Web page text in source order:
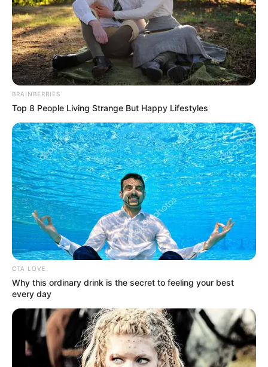
Πότε ανοίγουν οι εγγραφές για τα
Πανεπιστήμια 2026 – Ημερομηνίες για
πρωτοετείς
Ακολουθήστε το evianews.com στοGoogle
News
ΤΑ ΠΙΟ ΔΗΜΟΦΙΛΗ
BRAINBERRIES
Top 8 People Living Strange But Happy Lifestyles
CTA LOVE
Why this ordinary drink is the secret to feeling your best
every day